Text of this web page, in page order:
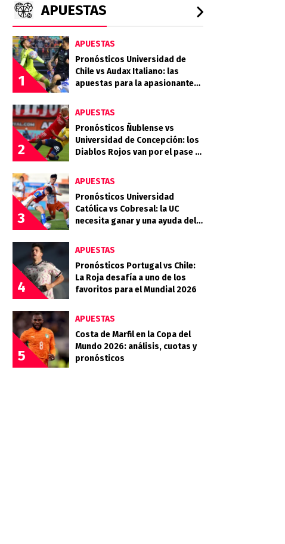
APUESTAS
1
APUESTAS
Pronósticos Universidad de
Chile vs Audax Italiano: las
apuestas para la apasionante
2
APUESTAS
Pronósticos Ñublense vs
Universidad de Concepción: los
Diablos Rojos van por el pase a
3
APUESTAS
Pronósticos Universidad
Católica vs Cobresal: la UC
necesita ganar y una ayuda del
4
APUESTAS
Pronósticos Portugal vs Chile:
La Roja desafía a uno de los
favoritos para el Mundial 2026
5
APUESTAS
Costa de Marfil en la Copa del
Mundo 2026: análisis, cuotas y
pronósticos